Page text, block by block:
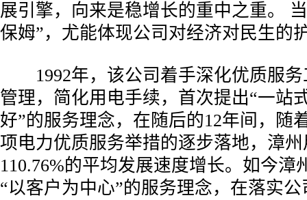
展引擎，向来是稳增长的重中之重。
保姆”，尤能体现公司对经济对民生的
1992年，该公司着手深化优质服务
管理，简化用电手续，首次提出“一站
好”的服务理念，在随后的12年间，随
项电力优质服务举措的逐步落地，漳
110.76%的平均发展速度增长。如今漳
“以客户为中心”的服务理念，在落实公